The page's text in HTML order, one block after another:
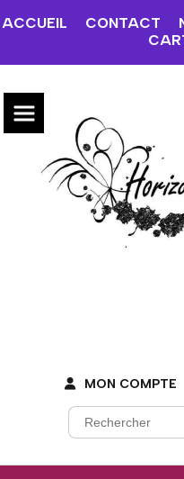
ACCUEIL CONTACT
MON COMPTE